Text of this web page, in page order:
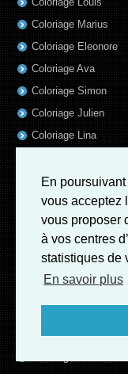
En
vous acceptez
vous proposer
à vos centres
statistiques de
En savoir plus
Coloriage Marius
Coloriage Eleonore
Coloriage Ava
Coloriage Simon
Coloriage Julien
Coloriage Lina
Coloriage Arthur
Coloriage Noe
Coloriage William
Coloriage Charles
Coloriage Oscar
Coloriage Pierre